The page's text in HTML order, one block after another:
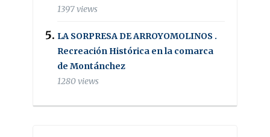
1397 views
LA SORPRESA DE ARROYOMOLINOS .
Recreación Histórica en la comarca
de Montánchez
1280 views